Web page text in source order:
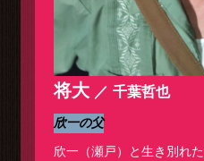
将大 千葉哲也
欣一の父
欣一（瀬戸）と生き別れ